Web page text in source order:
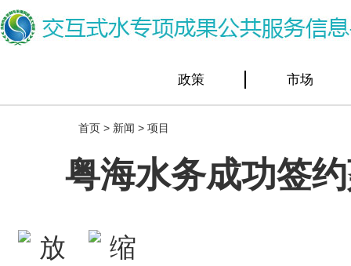
政策 市场
首页 > 新闻 > 项目
粤海水务成功签